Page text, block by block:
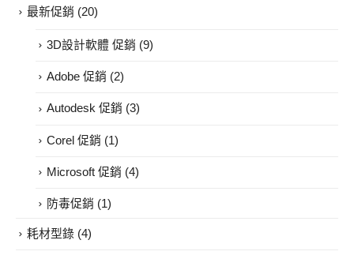
最新促銷 (20)
3D設計軟體 促銷 (9)
Adobe 促銷 (2)
Autodesk 促銷 (3)
Corel 促銷 (1)
Microsoft 促銷 (4)
防毒促銷 (1)
耗材型錄 (4)